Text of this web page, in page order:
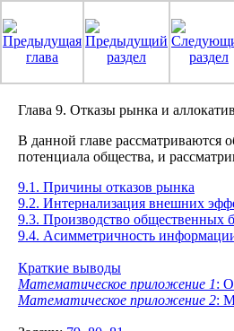
Глава 9. Отказы рынка и
В данной главе рассматриваются
потенциала общества, и
9.1. Причины отказов рынка
9.2. Интернализация внешних
9.3. Производство общественных
9.4. Асимметричность
Краткие выводы
Математическое приложение 1:
Математическое приложение 2: